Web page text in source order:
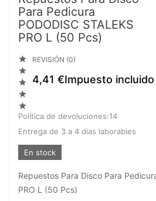
Para Pedicura
PODODISC STALEKS
PRO L (50 Pcs)





REVISIÓN (0)
4,41 €Impuesto incluido
Política de devoluciones:14
Entrega de 3 a 4 dias laborables
En stock
Repuestos Para Disco Para
PRO L (50 Pcs)